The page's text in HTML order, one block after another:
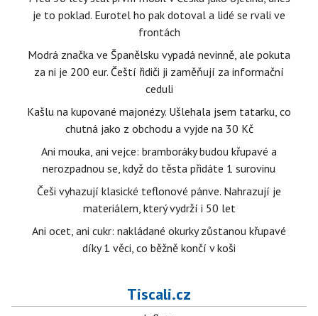
je to poklad. Eurotel ho pak dotoval a lidé se rvali ve
frontách
Modrá značka ve Španělsku vypadá nevinně, ale pokuta
za ni je 200 eur. Čeští řidiči ji zaměňují za informační
ceduli
Kašlu na kupované majonézy. Ušlehala jsem tatarku, co
chutná jako z obchodu a vyjde na 30 Kč
Ani mouka, ani vejce: bramboráky budou křupavé a
nerozpadnou se, když do těsta přidáte 1 surovinu
Češi vyhazují klasické teflonové pánve. Nahrazují je
materiálem, který vydrží i 50 let
Ani ocet, ani cukr: nakládané okurky zůstanou křupavé
díky 1 věci, co běžně končí v koši
Tiscali.cz